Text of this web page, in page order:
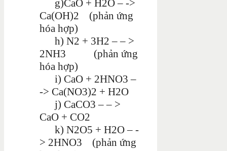
g)CaO + H2O – ->
Ca(OH)2 (phản ứng
hóa hợp)
h) N2 + 3H2 – – >
2NH3 (phản ứng
hóa hợp)
i) CaO + 2HNO3 –
-> Ca(NO3)2 + H2O
j) CaCO3 – – >
CaO + CO2
k) N2O5 + H2O – -
> 2HNO3 (phản ứng